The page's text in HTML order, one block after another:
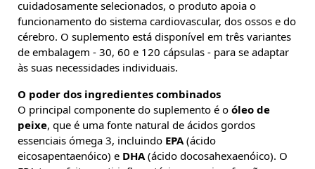
cuidadosamente selecionados, o produto apoia o
funcionamento do sistema cardiovascular, dos ossos e do
cérebro. O suplemento está disponível em três variantes
de embalagem - 30, 60 e 120 cápsulas - para se adaptar
às suas necessidades individuais.
O poder dos ingredientes combinados
O principal componente do suplemento é o óleo de
peixe, que é uma fonte natural de ácidos gordos
essenciais ómega 3, incluindo EPA (ácido
eicosapentaenóico) e DHA (ácido docosahexaenóico). O